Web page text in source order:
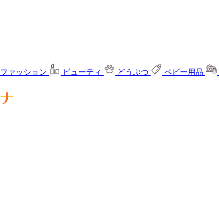
ファッション ビューティ どうぶつ ベビー用品